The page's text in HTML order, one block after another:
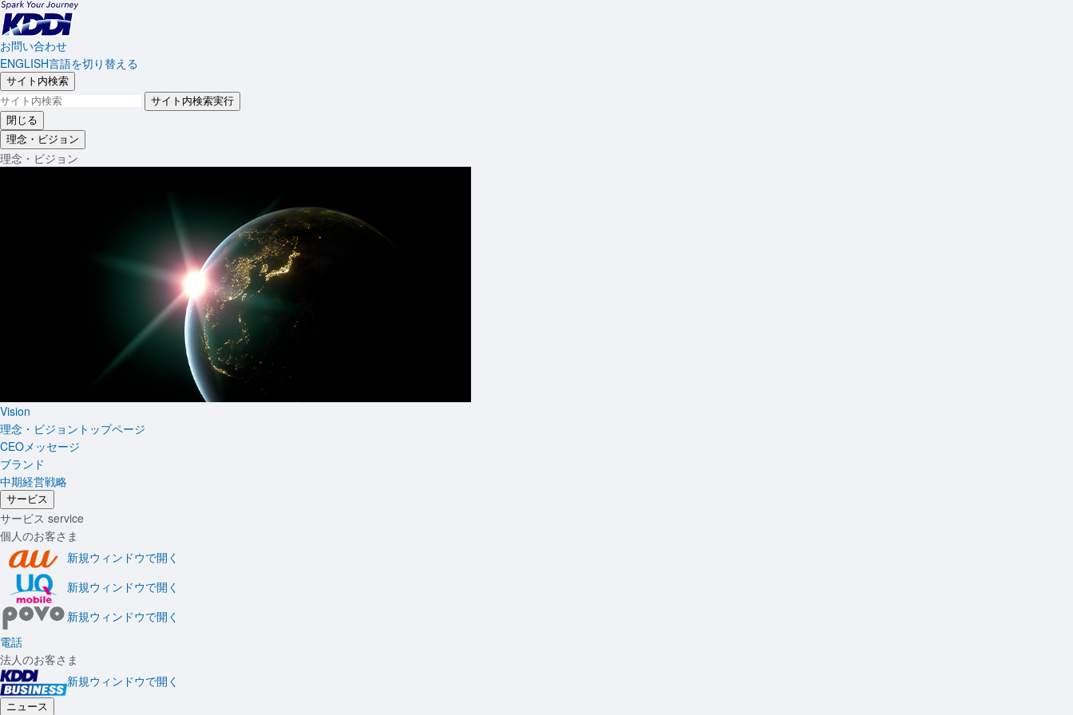
お問い合わせ
ENGLISH言語を切り替える
サイト内検索
サイト内検索実行
閉じる
理念・ビジョン
理念・ビジョン
Vision
理念・ビジョントップページ
CEOメッセージ
ブランド
中期経営戦略
サービス
サービス service
個人のお客さま
新規ウィンドウで開く
新規ウィンドウで開く
新規ウィンドウで開く
電話
法人のお客さま
新規ウィンドウで開く
ニュース